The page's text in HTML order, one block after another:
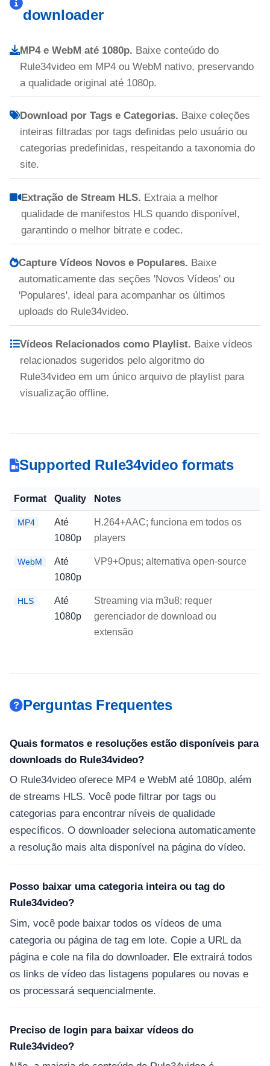
downloader
MP4 e WebM até 1080p. Baixe conteúdo do
Rule34video em MP4 ou WebM nativo, preservando
a qualidade original até 1080p.
Download por Tags e Categorias. Baixe coleções
inteiras filtradas por tags definidas pelo usuário ou
categorias predefinidas, respeitando a taxonomia do
site.
Extração de Stream HLS. Extraia a melhor
qualidade de manifestos HLS quando disponível,
garantindo o melhor bitrate e codec.
Capture Vídeos Novos e Populares. Baixe
automaticamente das seções 'Novos Vídeos' ou
'Populares', ideal para acompanhar os últimos
uploads do Rule34video.
Vídeos Relacionados como Playlist. Baixe vídeos
relacionados sugeridos pelo algoritmo do
Rule34video em um único arquivo de playlist para
visualização offline.
Supported Rule34video formats
Format Quality Notes
MP4
Até
1080p
H.264+AAC; funciona em todos os
players
WebM
Até
1080p
VP9+Opus; alternativa open-source
HLS
Até
1080p
Streaming via m3u8; requer
gerenciador de download ou
extensão
Perguntas Frequentes
Quais formatos e resoluções estão disponíveis para
downloads do Rule34video?
O Rule34video oferece MP4 e WebM até 1080p, além
de streams HLS. Você pode filtrar por tags ou
categorias para encontrar níveis de qualidade
específicos. O downloader seleciona automaticamente
a resolução mais alta disponível na página do vídeo.
Posso baixar uma categoria inteira ou tag do
Rule34video?
Sim, você pode baixar todos os vídeos de uma
categoria ou página de tag em lote. Copie a URL da
página e cole na fila do downloader. Ele extrairá todos
os links de vídeo das listagens populares ou novas e
os processará sequencialmente.
Preciso de login para baixar vídeos do
Rule34video?